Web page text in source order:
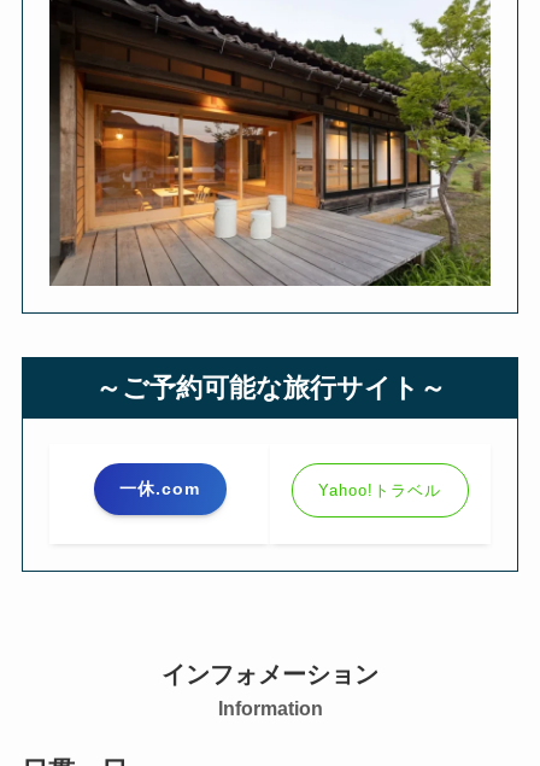
～ご予約可能な旅行サイト～
一休.com Yahoo!トラベル
インフォメーション
Information